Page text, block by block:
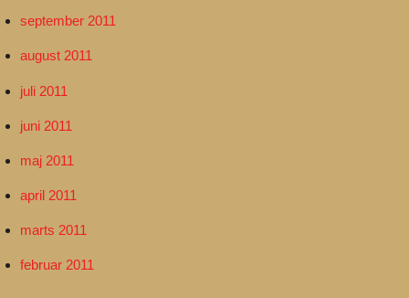
september 2011
august 2011
juli 2011
juni 2011
maj 2011
april 2011
marts 2011
februar 2011